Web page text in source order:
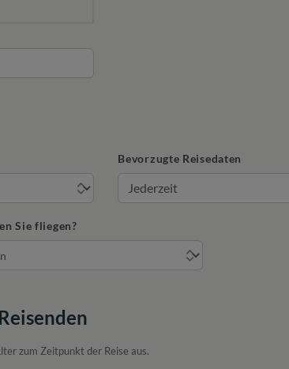
Bevorzugte Reisedaten
Sie fliegen?
zum Zeitpunkt der Reise aus.